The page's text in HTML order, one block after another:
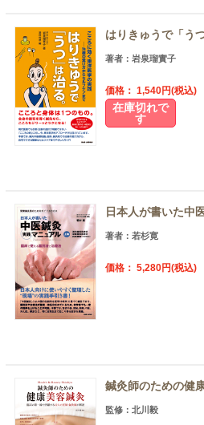
はりきゅうで「う
著者：岩泉瑠實子
価格： 1,540円(税込)
在庫切れで
す
日本人が書いた中
著者：若杉寛
価格： 5,280円(税込)
鍼灸師のための健
監修：北川毅